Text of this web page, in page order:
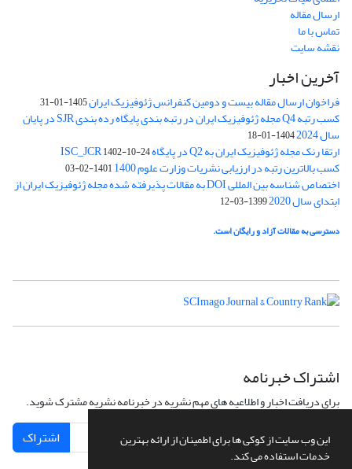
این وب سایت از کوکی ها برای اطمینان از ارائه بهترین
خدمات استفاده می کند.
ارسال مقاله
تماس با ما
نقشه سایت
آخرین اخبار
فراخوان ارسال مقاله بیست و دومین کنفرانس ژئوفیزیک ایران1405-01-31
کسب رتبه Q4 مجله ژئوفیزیک ایران در رتبه بندی پایگاه رده بندی SJR در پایان
سال 2024 1404-01-18
ارتقا رنک مجله ژئوفیزیک ایران به Q2 در پایگاه ISC_JCR 1402-10-24
کسب بالاترین رتبه در ارزیابی نشریات وزارت علوم 1400 1401-02-03
اختصاص شناسه بین المللی DOI به مقالات پذیرفته شده مجله ژئوفیزیک ایران از
ابتدای سال 2020 1399-03-12
دسترسی به مقالات آزاد و رایگان است.
اشتراک خبرنامه
برای دریافت اخبار و اطلاعیه های مهم نشریه در خبرنامه نشریه مشترک شوید.
اشتراک